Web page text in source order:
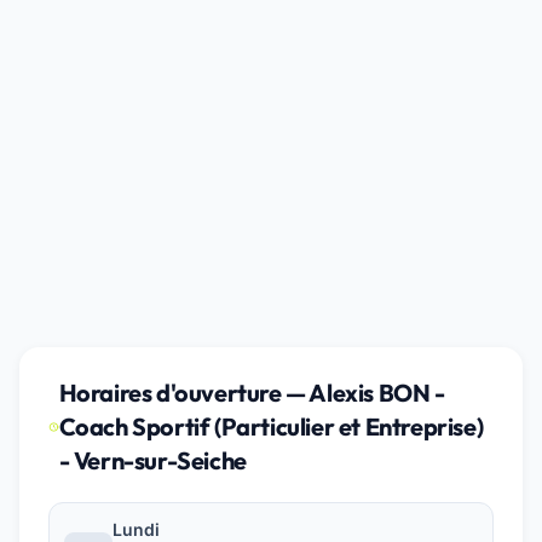
Horaires d'ouverture — Alexis BON -
Coach Sportif (Particulier et Entreprise)
- Vern-sur-Seiche
Lundi